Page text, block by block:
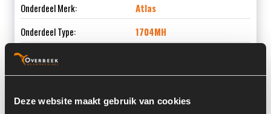
Deze website maakt gebruik van cookies
Onderdeel Merk:
Atlas
Onderdeel Type:
1704MH
Informatie